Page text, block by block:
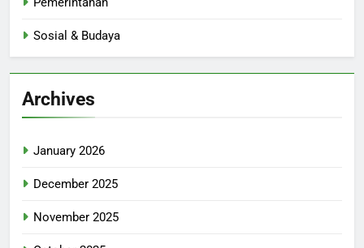
Sosial & Budaya
Archives
January 2026
December 2025
November 2025